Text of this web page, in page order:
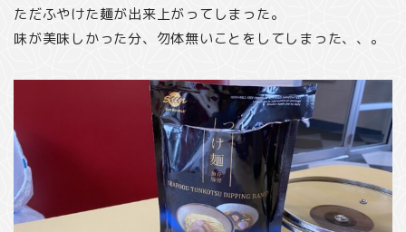
ただふやけた麺が出来上がってしまった。
味が美味しかった分、勿体無いことをしてしまった、、。